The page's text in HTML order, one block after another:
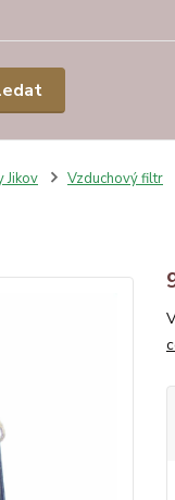
Jikov Vzduchový filtr